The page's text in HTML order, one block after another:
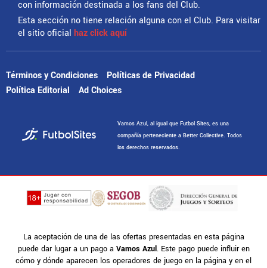
con información destinada a los fans del Club.
Esta sección no tiene relación alguna con el Club. Para visitar
el sitio oficial haz click aquí
Términos y Condiciones
Políticas de Privacidad
Política Editorial
Ad Choices
Vamos Azul, al igual que Futbol Sites, es una
compañía perteneciente a Better Collective. Todos
los derechos reservados.
La aceptación de una de las ofertas presentadas en esta página
puede dar lugar a un pago a Vamos Azul. Este pago puede influir en
cómo y dónde aparecen los operadores de juego en la página y en el